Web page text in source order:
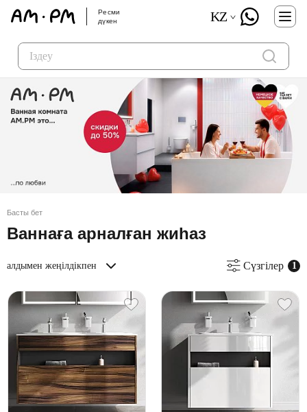
Ресми
дүкен
KZ
Басты бет
Ваннаға арналған жиһаз
алдымен жеңілдікпен Сүзгілер